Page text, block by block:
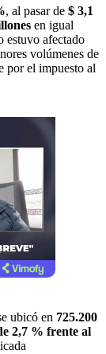
, al pasar de $ 3,1
en igual
estuvo afectado
volúmenes de
por el impuesto al
ubicó en 725.200
2,7 % frente al